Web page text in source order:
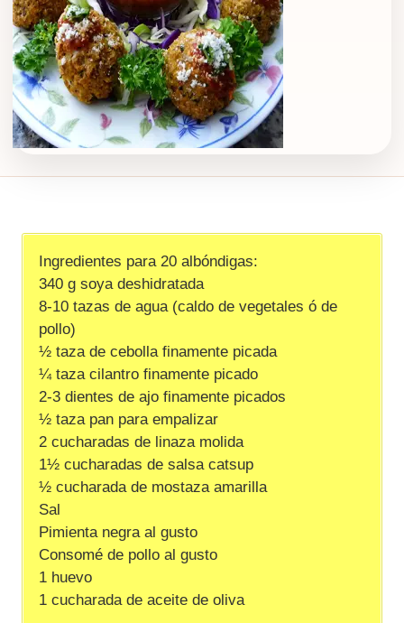
Ingredientes para 20 albóndigas:
340 g soya deshidratada
8-10 tazas de agua (caldo de vegetales ó de
pollo)
½ taza de cebolla finamente picada
¼ taza cilantro finamente picado
2-3 dientes de ajo finamente picados
½ taza pan para empalizar
2 cucharadas de linaza molida
1½ cucharadas de salsa catsup
½ cucharada de mostaza amarilla
Sal
Pimienta negra al gusto
Consomé de pollo al gusto
1 huevo
1 cucharada de aceite de oliva